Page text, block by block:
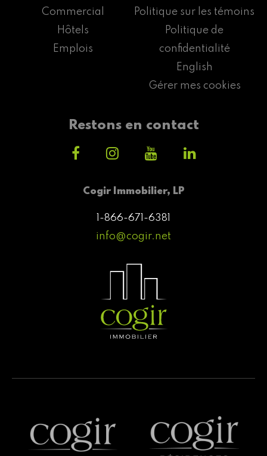
Cogir Immobilier, LP
1-866-671-6381
info@cogir.net
Commercial
Hôtels
Emplois
Politique sur les témoins
Politique de
confidentialité
English
Gérer mes cookies
Restons en contact